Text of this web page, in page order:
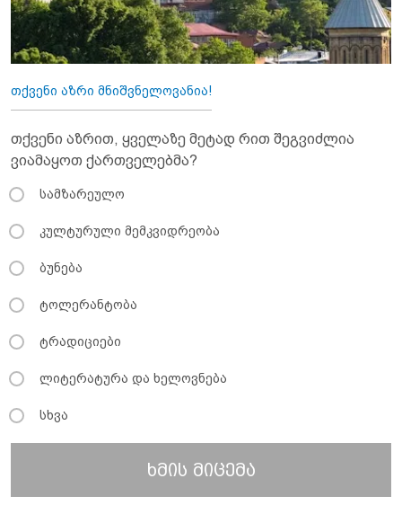
თქვენი აზრი მნიშვნელოვანია!
თქვენი აზრით, ყველაზე მეტად რით შეგვიძლია
ვიამაყოთ ქართველებმა?
სამზარეულო
კულტურული მემკვიდრეობა
ბუნება
ტოლერანტობა
ტრადიციები
ლიტერატურა და ხელოვნება
სხვა
ხმის მიცემა